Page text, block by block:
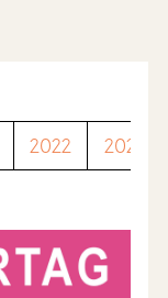
2022 2021